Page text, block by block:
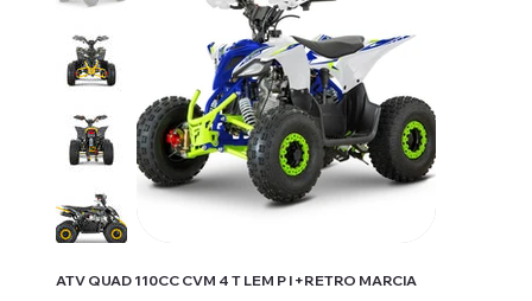
ATV QUAD 110CC CVM 4 T LEM P I +RETRO MARCIA